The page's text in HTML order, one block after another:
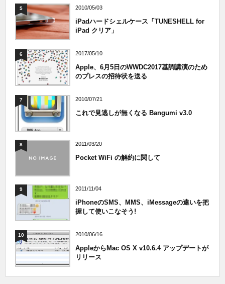
5 2010/05/03
iPadハードシェルケース「TUNESHELL for
iPad クリア」
6 2017/05/10
Apple、6月5日のWWDC2017基調講演のため
のプレスの招待状を送る
7 2010/07/21
これで見逃しが無くなる Bangumi v3.0
8 2011/03/20
Pocket WiFi の解約に関して
9 2011/11/04
iPhoneのSMS、MMS、iMessageの違いを把
握して使いこなそう!
10 2010/06/16
AppleからMac OS X v10.6.4 アップデートが
リリース